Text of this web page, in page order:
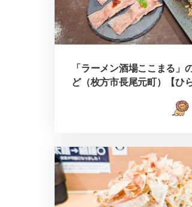
「ラーメン酒場ここまる」
ど（枚方市長尾元町）【ひ